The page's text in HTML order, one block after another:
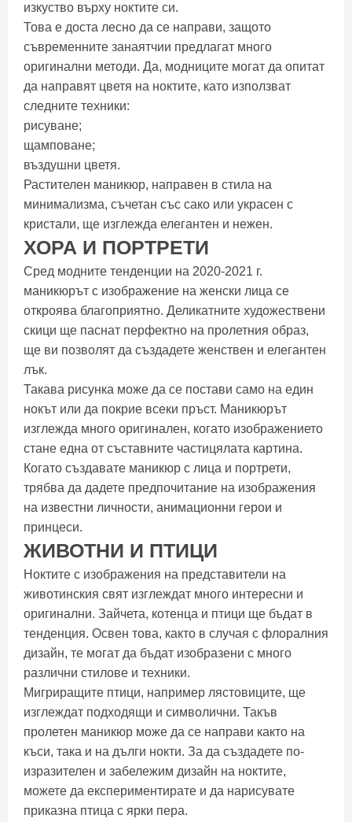
изкуство върху ноктите си.
Това е доста лесно да се направи, защото
съвременните занаятчии предлагат много
оригинални методи. Да, модниците могат да опитат
да направят цветя на ноктите, като използват
следните техники:
рисуване;
щамповане;
въздушни цветя.
Растителен маникюр, направен в стила на
минимализма, съчетан със сако или украсен с
кристали, ще изглежда елегантен и нежен.
ХОРА И ПОРТРЕТИ
Сред модните тенденции на 2020-2021 г.
маникюрът с изображение на женски лица се
откроява благоприятно. Деликатните художествени
скици ще паснат перфектно на пролетния образ,
ще ви позволят да създадете женствен и елегантен
лък.
Такава рисунка може да се постави само на един
нокът или да покрие всеки пръст. Маникюрът
изглежда много оригинален, когато изображението
стане една от съставните частицялата картина.
Когато създавате маникюр с лица и портрети,
трябва да дадете предпочитание на изображения
на известни личности, анимационни герои и
принцеси.
ЖИВОТНИ И ПТИЦИ
Ноктите с изображения на представители на
животинския свят изглеждат много интересни и
оригинални. Зайчета, котенца и птици ще бъдат в
тенденция. Освен това, както в случая с флоралния
дизайн, те могат да бъдат изобразени с много
различни стилове и техники.
Мигриращите птици, например лястовиците, ще
изглеждат подходящи и символични. Такъв
пролетен маникюр може да се направи както на
къси, така и на дълги нокти. За да създадете по-
изразителен и забележим дизайн на ноктите,
можете да експериментирате и да нарисувате
приказна птица с ярки пера.